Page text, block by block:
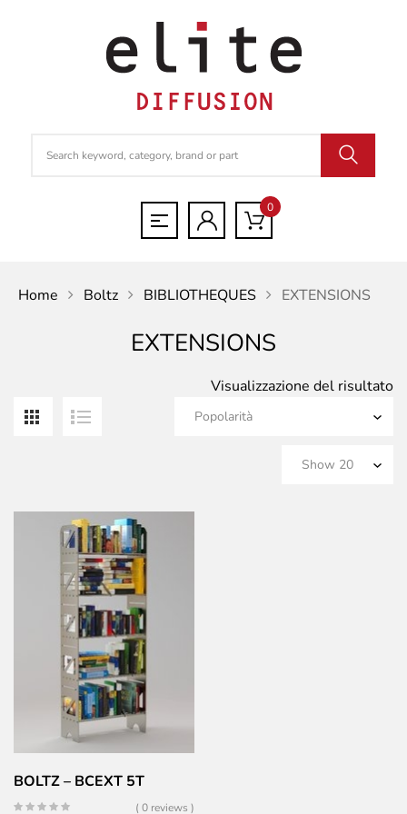
0
Home Boltz BIBLIOTHEQUES EXTENSIONS
EXTENSIONS
Visualizzazione del risultato
BOLTZ – BCEXT 5T
( 0 reviews )